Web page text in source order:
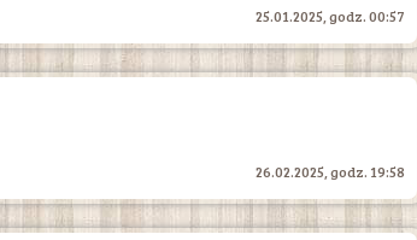
25.01.2025, godz. 00:57
26.02.2025, godz. 19:58